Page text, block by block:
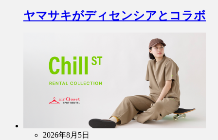
ヤマサキがディセンシアとコラボ
2026年8月5日